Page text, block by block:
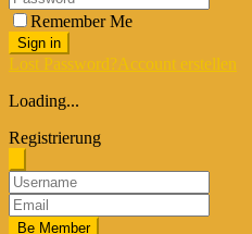
Remember Me
Sign in
Lost Password?Account erstellen
Loading...
Registrierung
Be Member